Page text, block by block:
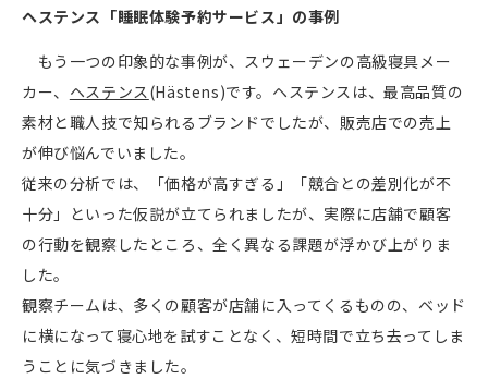
ヘステンス「睡眠体験予約サービス」の事例
もう一つの印象的な事例が、スウェーデンの高級寝具メー
カー、 ヘステンス(Hästens)です。ヘステンスは、最高品質の
素材と職人技で知られるブランドでしたが、販売店での売上
が伸び悩んでいました。
従来の分析では、「価格が高すぎる」「競合との差別化が不
十分」といった仮説が立てられましたが、実際に店舗で顧客
の行動を観察したところ、全く異なる課題が浮かび上がりま
した。
観察チームは、多くの顧客が店舗に入ってくるものの、ベッド
に横になって寝心地を試すことなく、短時間で立ち去ってしま
うことに気づきました。